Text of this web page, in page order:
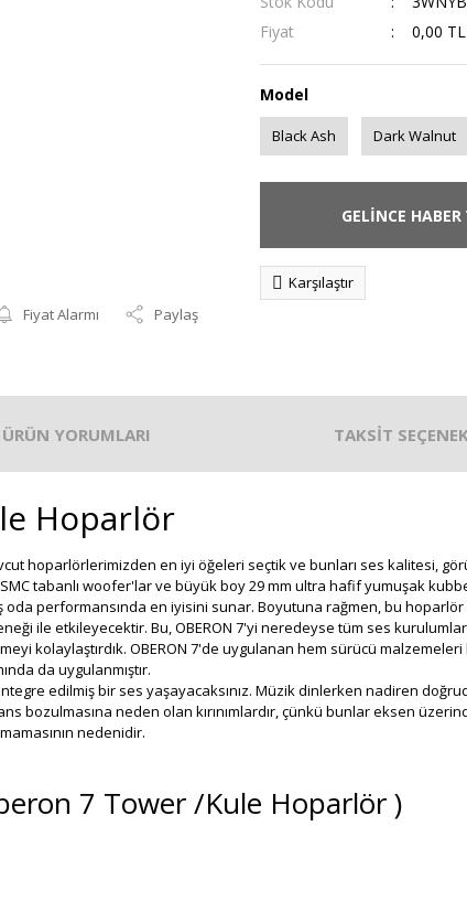
Fiyat Alarmı Paylaş
Fiyat
0,00
Model
Black Ash Dark Walnut
GELİNCE HABER
Karşılaştır
ÜRÜN YORUMLARI TAKSİT
Hoparlör
hoparlörlerimizden en iyi öğeleri seçtik ve bunları ses kalitesi,
tabanlı woofer'lar ve büyük boy 29 mm ultra hafif yumuşak
performansında en iyisini sunar. Boyutuna rağmen, bu hoparlör
ile etkileyecektir. Bu, OBERON 7'yi neredeyse tüm ses
kolaylaştırdık. OBERON 7'de uygulanan hem sürücü
da uygulanmıştır.
edilmiş bir ses yaşayacaksınız. Müzik dinlerken nadiren
bozulmasına neden olan kırınımlardır, çünkü bunlar eksen
nedenidir.
7 Tower /Kule Hoparlör )